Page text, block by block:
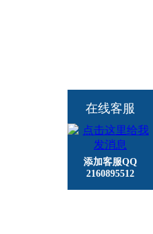
在线客服
添加客服QQ
2160895512